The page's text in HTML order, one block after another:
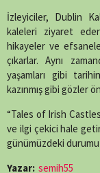
İzleyiciler, Dublin
kaleleri ziyaret
hikayeler ve
çıkarlar. Aynı
yaşamları gibi
kazınmış gibi gözler
“Tales of Irish
ve ilgi çekici hale
günümüzdeki
Yazar: semih55